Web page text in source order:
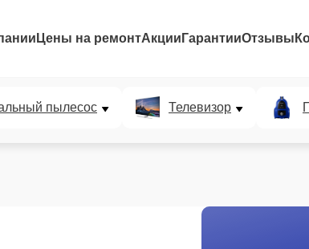
Цены на ремонтАкции ГарантииОтзывы
пылесос Телевизор